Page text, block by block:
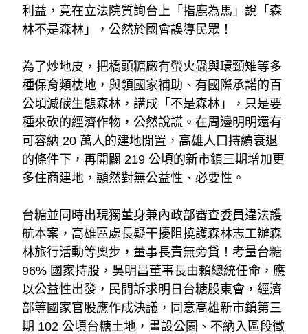
利益，竟在立法院質詢台上「指鹿為馬」說「森
林不是森林」，公然於國會誤導民眾！
為了炒地皮，把橋頭糖廠有螢火蟲與環頸雉等多
種保育類棲地，與領國家補助、有國際承諾的百
公頃減碳生態森林，講成「不是森林」，只是要
種來砍的經濟作物，公然說謊。在周邊明明還有
可容納 20 萬人的建地閒置，高雄人口持續衰退
的條件下，再開闢 219 公頃的新市鎮三期增加更
多住商建地，顯然對無公益性、必要性。
台糖並同時出現獨董身兼內政部審查委員違法護
航本案，高雄區處長疑干擾阻撓護森林志工辦森
林旅行活動等奧步，董事長責無旁貸！考量台糖
96% 國家持股，吳明昌董事長由賴總統任命，應
以公益性出發，民間訴求明日台糖股東會，經濟
部等國家官股應作成決議，同意高雄新市鎮第三
期 102 公頃台糖土地，畫設公園、不納入區段徵